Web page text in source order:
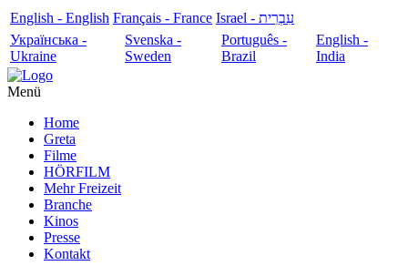
English - English Français - France
עִבְרִית - Israel
Українська -
Ukraine
Svenska -
Sweden
Português -
Brazil
English -
India
Menü
Home
Greta
Filme
HÖRFILM
Mehr Freizeit
Branche
Kinos
Presse
Kontakt